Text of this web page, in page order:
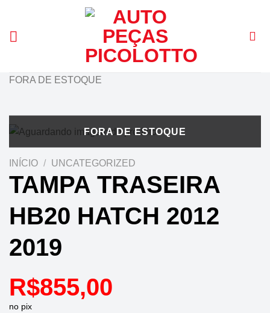
FORA DE ESTOQUE
INÍCIO / UNCATEGORIZED
TAMPA TRASEIRA
HB20 HATCH 2012
2019
R$855,00
no pix